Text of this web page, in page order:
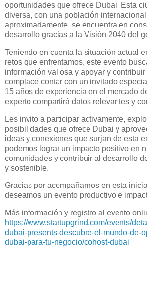
oportunidades que ofrece Dubai. Esta
diversa, con una población
aproximadamente, se encuentra en
desarrollo gracias a la Visión 2040 del
Teniendo en cuenta la situación actual
retos que enfrentamos, este evento
información valiosa y apoyar y
complace contar con un invitado
15 años de experiencia en el mercado
experto compartirá datos relevantes y
Les invito a participar activamente,
posibilidades que ofrece Dubai y
ideas y conexiones que surjan de esta
podemos lograr un impacto positivo en
comunidades y contribuir al desarrollo
y sostenible.
Gracias por acompañarnos en esta
deseamos un evento productivo e
Más información y registro al evento
https://www.startupgrind.com/events/
dubai-presents-descubre-el-mundo-de-
dubai-para-tu-negocio/cohost-dubai